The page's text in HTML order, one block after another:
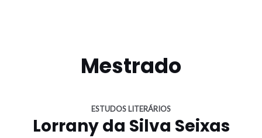
Mestrado
ESTUDOS LITERÁRIOS
Lorrany da Silva Seixas